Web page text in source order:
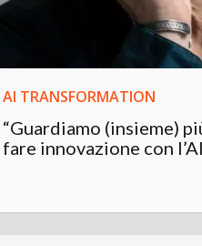
AI TRANSFORMATION
“Guardiamo (insieme)
fare innovazione con